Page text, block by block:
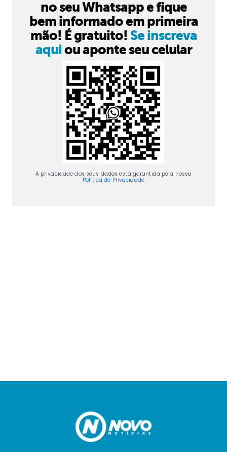
no seu Whatsapp e fique
bem informado em primeira
mão! É gratuito! Se inscreva
aquiou aponte seu celular
A privacidade dos seus dados está garantida pela nossa
Política de Privacidade